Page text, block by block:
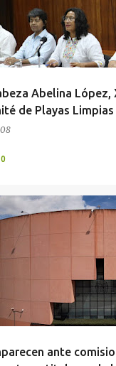
Abelina López,
de Playas
0
ante